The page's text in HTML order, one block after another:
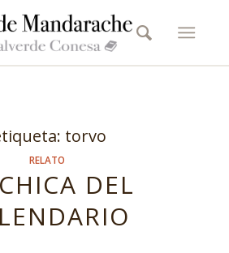
torvo
RELATO
DEL